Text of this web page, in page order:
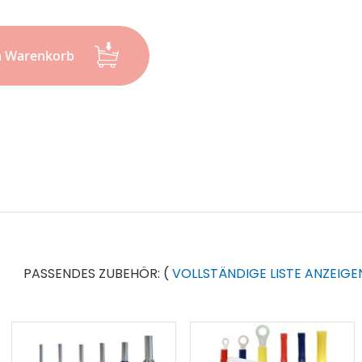
Warenkorb
PASSENDES ZUBEHÖR: (VOLLSTÄNDIGE LISTE